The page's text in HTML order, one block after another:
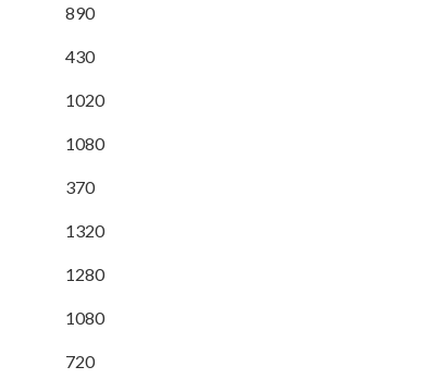
890
430
1020
1080
370
1320
1280
1080
720